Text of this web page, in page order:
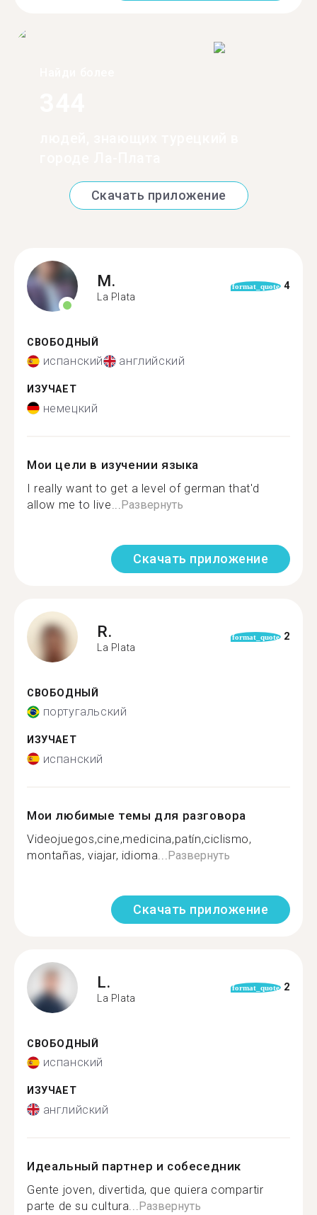
Скачать приложение
M.
La Plata
format_quote 4
СВОБОДНЫЙ
испанский английский
ИЗУЧАЕТ
немецкий
Мои цели в изучении языка
I really want to get a level of german that'd
allow me to live... Развернуть
Скачать приложение
R.
La Plata
format_quote 2
СВОБОДНЫЙ
португальский
ИЗУЧАЕТ
испанский
Мои любимые темы для разговора
Videojuegos,cine,medicina,patín,ciclismo,
montañas, viajar, idioma... Развернуть
Скачать приложение
L.
La Plata
format_quote 2
СВОБОДНЫЙ
испанский
ИЗУЧАЕТ
английский
Идеальный партнер и собеседник
Gente joven, divertida, que quiera compartir
parte de su cultura... Развернуть